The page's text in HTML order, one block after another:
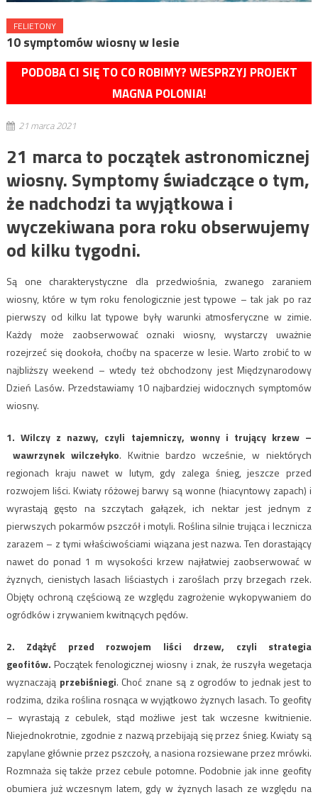
FELIETONY
10 symptomów wiosny w lesie
PODOBA CI SIĘ TO CO ROBIMY? WESPRZYJ PROJEKT
MAGNA POLONIA!
21 marca 2021
21 marca to początek astronomicznej
wiosny. Symptomy świadczące o tym,
że nadchodzi ta wyjątkowa i
wyczekiwana pora roku obserwujemy
od kilku tygodni.
Są one charakterystyczne dla przedwiośnia, zwanego zaraniem
wiosny, które w tym roku fenologicznie jest typowe – tak jak po raz
pierwszy od kilku lat typowe były warunki atmosferyczne w zimie.
Każdy może zaobserwować oznaki wiosny, wystarczy uważnie
rozejrzeć się dookoła, choćby na spacerze w lesie. Warto zrobić to w
najbliższy weekend – wtedy też obchodzony jest Międzynarodowy
Dzień Lasów. Przedstawiamy 10 najbardziej widocznych symptomów
wiosny.
1. Wilczy z nazwy, czyli tajemniczy, wonny i trujący krzew –
wawrzynek wilczełyko. Kwitnie bardzo wcześnie, w niektórych
regionach kraju nawet w lutym, gdy zalega śnieg, jeszcze przed
rozwojem liści. Kwiaty różowej barwy są wonne (hiacyntowy zapach) i
wyrastają gęsto na szczytach gałązek, ich nektar jest jednym z
pierwszych pokarmów pszczół i motyli. Roślina silnie trująca i lecznicza
zarazem – z tymi właściwościami wiązana jest nazwa. Ten dorastający
nawet do ponad 1 m wysokości krzew najłatwiej zaobserwować w
żyznych, cienistych lasach liściastych i zaroślach przy brzegach rzek.
Objęty ochroną częściową ze względu zagrożenie wykopywaniem do
ogródków i zrywaniem kwitnących pędów.
2. Zdążyć przed rozwojem liści drzew, czyli strategia
geofitów. Początek fenologicznej wiosny i znak, że ruszyła wegetacja
wyznaczają przebiśniegi. Choć znane są z ogrodów to jednak jest to
rodzima, dzika roślina rosnąca w wyjątkowo żyznych lasach. To geofity
– wyrastają z cebulek, stąd możliwe jest tak wczesne kwitnienie.
Niejednokrotnie, zgodnie z nazwą przebijają się przez śnieg. Kwiaty są
zapylane głównie przez pszczoły, a nasiona rozsiewane przez mrówki.
Rozmnaża się także przez cebule potomne. Podobnie jak inne geofity
obumiera już wczesnym latem, gdy w żyznych lasach ze względu na